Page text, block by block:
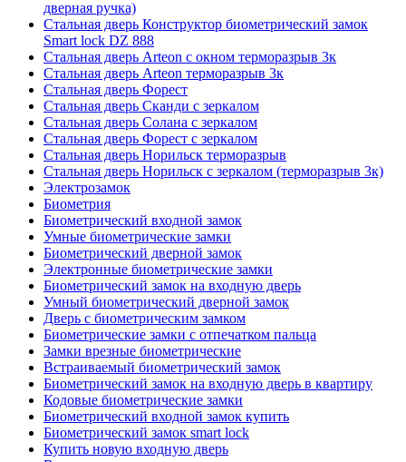
дверная ручка)
Стальная дверь Конструктор биометрический замок
Smart lock DZ 888
Стальная дверь Arteon с окном терморазрыв 3к
Стальная дверь Arteon терморазрыв 3к
Стальная дверь Форест
Стальная дверь Сканди с зеркалом
Стальная дверь Солана с зеркалом
Стальная дверь Форест с зеркалом
Стальная дверь Норильск терморазрыв
Стальная дверь Норильск с зеркалом (терморазрыв 3к)
Электрозамок
Биометрия
Биометрический входной замок
Умные биометрические замки
Биометрический дверной замок
Электронные биометрические замки
Биометрический замок на входную дверь
Умный биометрический дверной замок
Дверь с биометрическим замком
Биометрические замки с отпечатком пальца
Замки врезные биометрические
Встраиваемый биометрический замок
Биометрический замок на входную дверь в квартиру
Кодовые биометрические замки
Биометрический входной замок купить
Биометрический замок smart lock
Купить новую входную дверь